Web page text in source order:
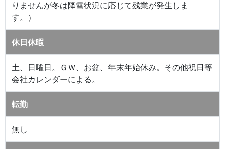
りませんが冬は降雪状況に応じて残業が発生しま
す。）
休日休暇
土、日曜日。ＧＷ、お盆、年末年始休み。その他祝日等
会社カレンダーによる。
転勤
無し